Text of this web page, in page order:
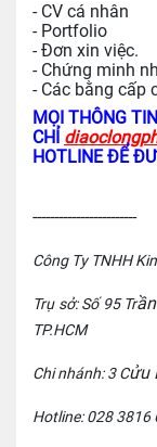
- CV cá nhân
- Portfolio
- Đơn xin việc.
- Chứng minh
- Các bằng cấp
MỌI THÔNG
CHỈ
HOTLINE ĐỂ
------------------------
Công Ty TNHH
Trụ sở: Số 95 Tr
TP.HCM
Chi nhánh: 3 Cửu
Hotline:028 3816